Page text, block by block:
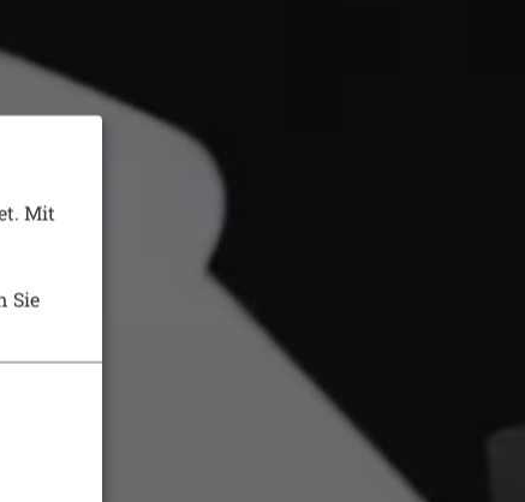
Mit
Sie